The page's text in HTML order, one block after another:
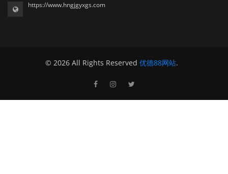
https://www.hngjgyxgs.com
© 2026 All Rights Reserved 优德88网站.